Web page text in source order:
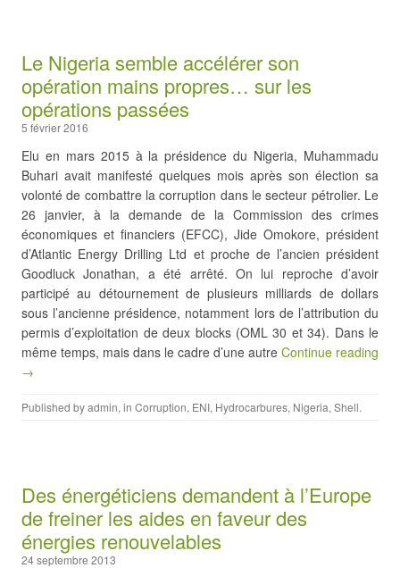
Le Nigeria semble accélérer son
opération mains propres… sur les
opérations passées
5 février 2016
Elu en mars 2015 à la présidence du Nigeria, Muhammadu
Buhari avait manifesté quelques mois après son élection sa
volonté de combattre la corruption dans le secteur pétrolier. Le
26 janvier, à la demande de la Commission des crimes
économiques et financiers (EFCC), Jide Omokore, président
d’Atlantic Energy Drilling Ltd et proche de l’ancien président
Goodluck Jonathan, a été arrêté. On lui reproche d’avoir
participé au détournement de plusieurs milliards de dollars
sous l’ancienne présidence, notamment lors de l’attribution du
permis d’exploitation de deux blocks (OML 30 et 34). Dans le
même temps, mais dans le cadre d’une autre Continue reading
→
Published byadmin, in Corruption, ENI, Hydrocarbures, Nigeria, Shell.
Des énergéticiens demandent à l’Europe
de freiner les aides en faveur des
énergies renouvelables
24 septembre 2013